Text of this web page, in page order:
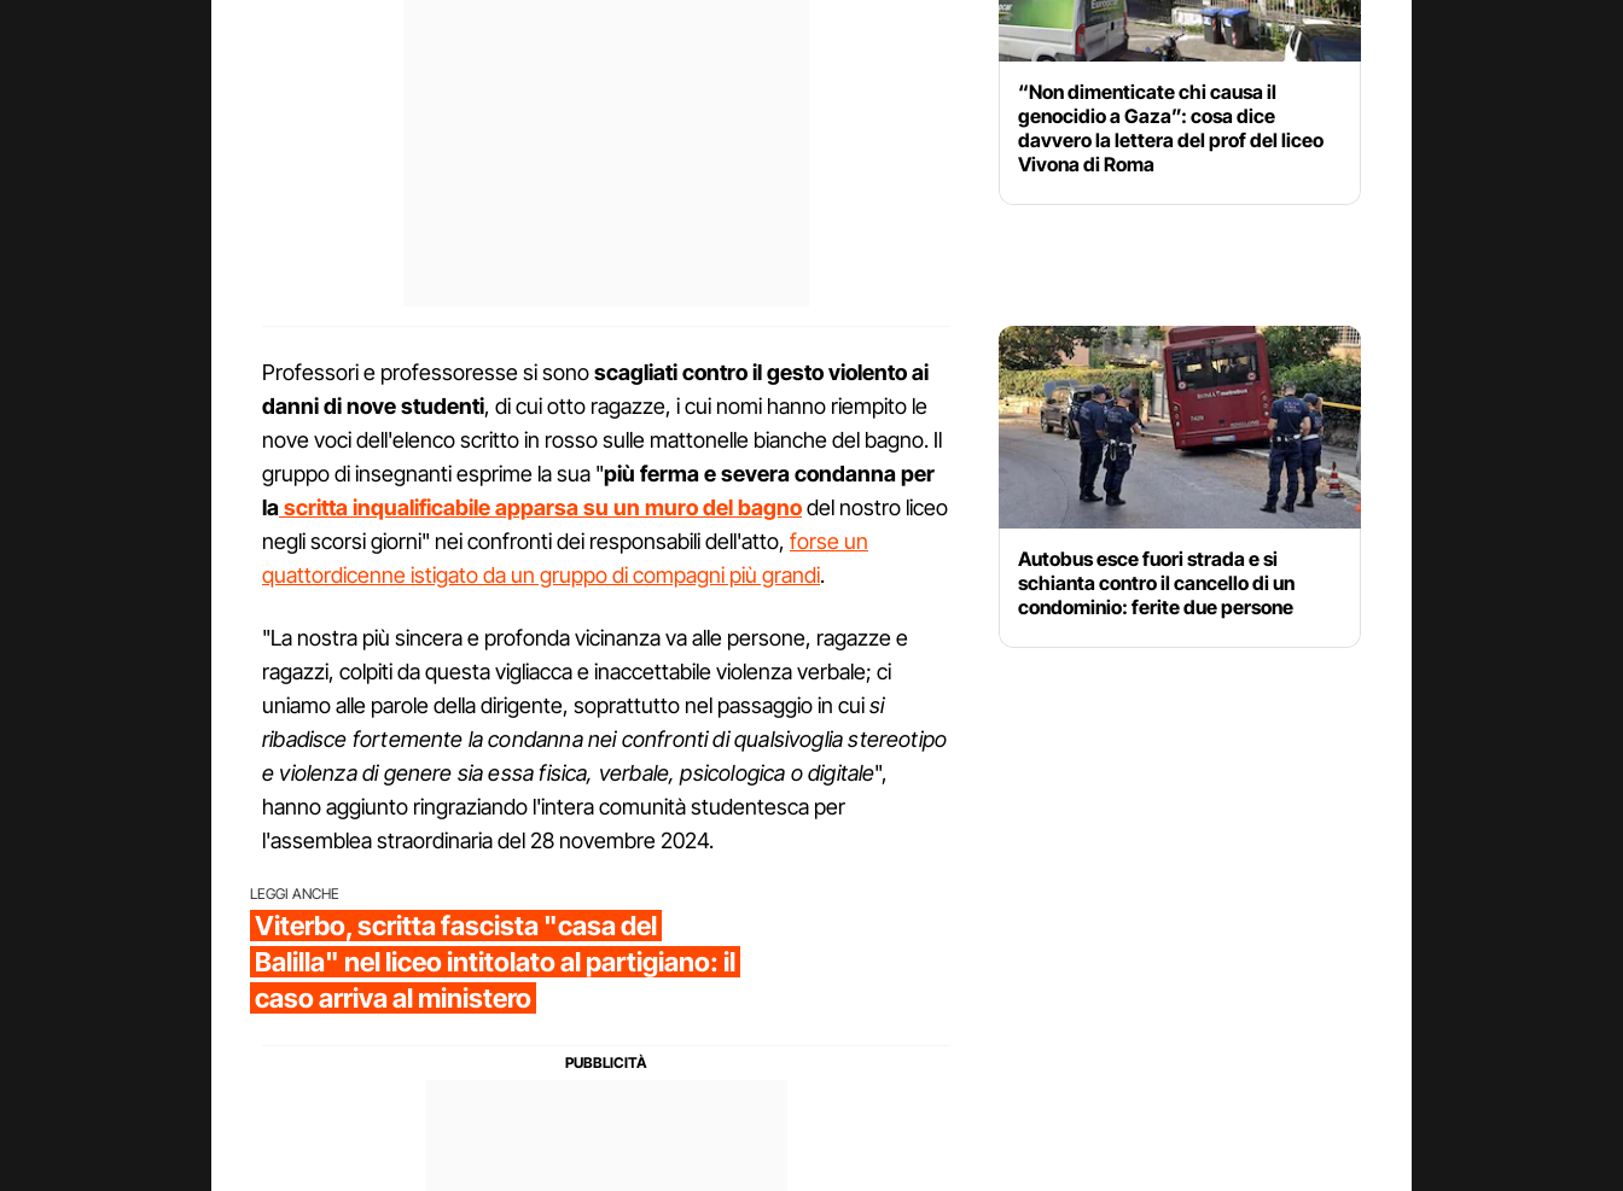
Professori e professoresse si sonoscagliati contro il gesto violento ai
danni di nove studenti, di cui otto ragazze, i cui nomi hanno riempito le
nove voci dell'elenco scritto in rosso sulle mattonelle bianche del bagno. Il
gruppo di insegnanti esprime la sua "più ferma e severa condanna per
lascritta inqualificabile apparsa su un muro del bagnodel nostro liceo
negli scorsi giorni" nei confronti dei responsabili dell'atto, forse un
quattordicenne istigato da un gruppo di compagni più grandi.
"La nostra più sincera e profonda vicinanza va alle persone, ragazze e
ragazzi, colpiti da questa vigliacca e inaccettabile violenza verbale; ci
uniamo alle parole della dirigente, soprattutto nel passaggio in cuisi
ribadisce fortemente la condanna nei confronti di qualsivoglia stereotipo
e violenza di genere sia essa fisica, verbale, psicologica o digitale",
hanno aggiunto ringraziando l'intera comunità studentesca per
l'assemblea straordinaria del 28 novembre 2024.
LEGGI ANCHE
Viterbo, scritta fascista "casa del
Balilla" nel liceo intitolato al partigiano: il
caso arriva al ministero
“Non dimenticate chi causa il
genocidio a Gaza”: cosa dice
davvero la lettera del prof del liceo
Vivona di Roma
Autobus esce fuori strada e si
schianta contro il cancello di un
condominio: ferite due persone